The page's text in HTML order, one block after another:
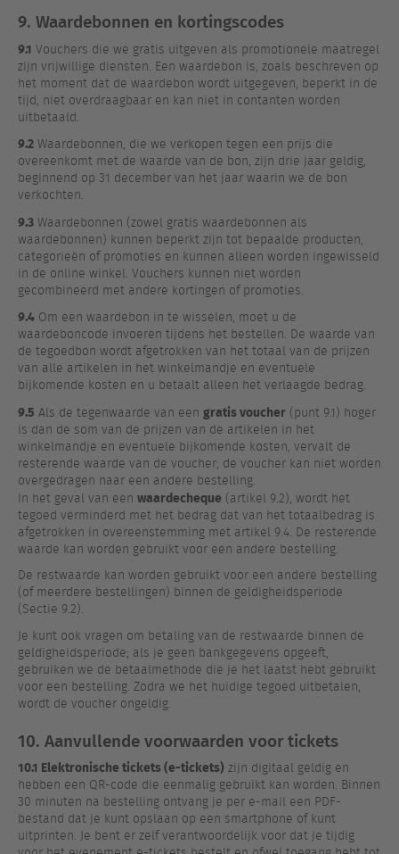
9. Waardebonnen en kortingscodes
9.1 Vouchers die we gratis uitgeven als promotionele maatregel
zijn vrijwillige diensten. Een waardebon is, zoals beschreven op
het moment dat de waardebon wordt uitgegeven, beperkt in de
tijd, niet overdraagbaar en kan niet in contanten worden
uitbetaald.
9.2 Waardebonnen, die we verkopen tegen een prijs die
overeenkomt met de waarde van de bon, zijn drie jaar geldig,
beginnend op 31 december van het jaar waarin we de bon
verkochten.
9.3 Waardebonnen (zowel gratis waardebonnen als
waardebonnen) kunnen beperkt zijn tot bepaalde producten,
categorieën of promoties en kunnen alleen worden ingewisseld
in de online winkel. Vouchers kunnen niet worden
gecombineerd met andere kortingen of promoties.
9.4 Om een waardebon in te wisselen, moet u de
waardeboncode invoeren tijdens het bestellen. De waarde van
de tegoedbon wordt afgetrokken van het totaal van de prijzen
van alle artikelen in het winkelmandje en eventuele
bijkomende kosten en u betaalt alleen het verlaagde bedrag.
9.5 Als de tegenwaarde van een gratis voucher (punt 9.1) hoger
is dan de som van de prijzen van de artikelen in het
winkelmandje en eventuele bijkomende kosten, vervalt de
resterende waarde van de voucher; de voucher kan niet worden
overgedragen naar een andere bestelling.
In het geval van een waardecheque (artikel 9.2), wordt het
tegoed verminderd met het bedrag dat van het totaalbedrag is
afgetrokken in overeenstemming met artikel 9.4. De resterende
waarde kan worden gebruikt voor een andere bestelling.
De restwaarde kan worden gebruikt voor een andere bestelling
(of meerdere bestellingen) binnen de geldigheidsperiode
(Sectie 9.2).
Je kunt ook vragen om betaling van de restwaarde binnen de
geldigheidsperiode; als je geen bankgegevens opgeeft,
gebruiken we de betaalmethode die je het laatst hebt gebruikt
voor een bestelling. Zodra we het huidige tegoed uitbetalen,
wordt de voucher ongeldig.
10. Aanvullende voorwaarden voor tickets
10.1 Elektronische tickets (e-tickets) zijn digitaal geldig en
hebben een QR-code die eenmalig gebruikt kan worden. Binnen
30 minuten na bestelling ontvang je per e-mail een PDF-
bestand dat je kunt opslaan op een smartphone of kunt
uitprinten. Je bent er zelf verantwoordelijk voor dat je tijdig